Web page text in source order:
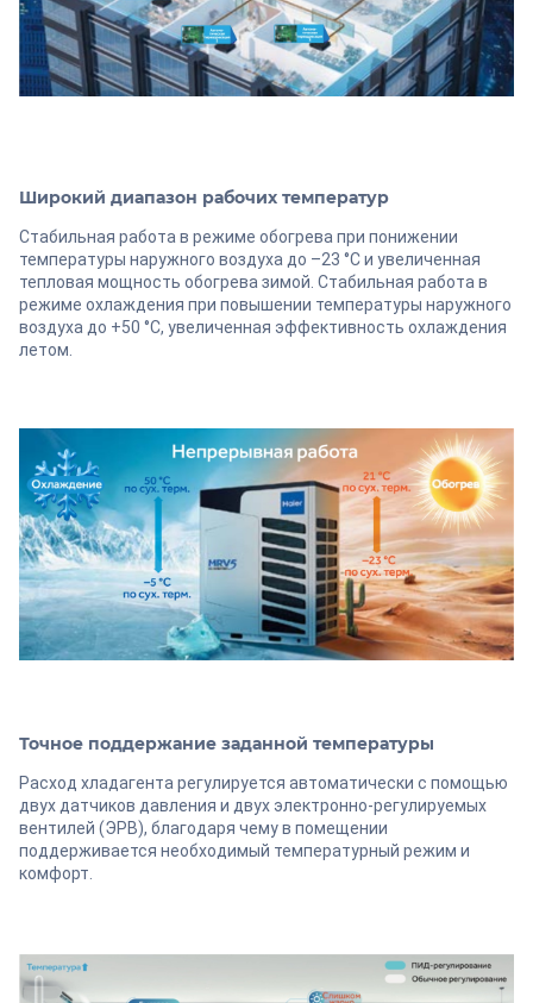
Широкий диапазон рабочих температур
Стабильная работа в режиме обогрева при понижении
температуры наружного воздуха до –23 °С и увеличенная
тепловая мощность обогрева зимой. Стабильная работа в
режиме охлаждения при повышении температуры наружного
воздуха до +50 °C, увеличенная эффективность охлаждения
летом.
Точное поддержание заданной температуры
Расход хладагента регулируется автоматически с помощью
двух датчиков давления и двух электронно-регулируемых
вентилей (ЭРВ), благодаря чему в помещении
поддерживается необходимый температурный режим и
комфорт.